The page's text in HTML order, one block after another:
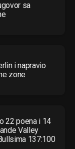
sa
i napravio
zone
22 poena i 14
Valley
137:100